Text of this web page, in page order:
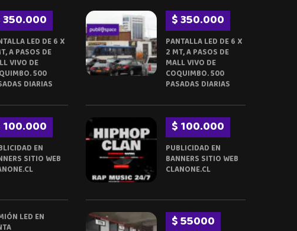
350.000
LED DE 6 X
A PASOS DE
VIVO DE
500
DIARIAS
100.000
EN
SITIO WEB
LED EN
$ 350.000
PANTALLA LED DE 6 X
2 MT, A PASOS DE
MALL VIVO DE
COQUIMBO. 500
PASADAS DIARIAS
$ 100.000
PUBLICIDAD EN
BANNERS SITIO WEB
CLANONE.CL
$ 55000